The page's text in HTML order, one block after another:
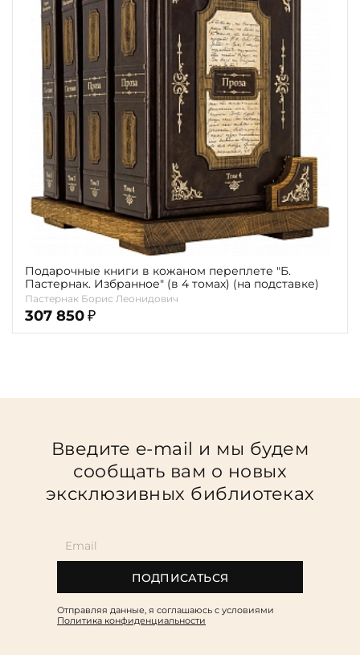
Подарочные книги в кожаном переплете "Б.
Пастернак. Избранное" (в 4 томах) (на подставке)
Пастернак Борис Леонидович
307 850 ₽
Введите e-mail и мы будем
сообщать вам о новых
эксклюзивных библиотеках
ПОДПИСАТЬСЯ
Отправляя данные, я соглашаюсь c условиями
Политика конфиденциальности